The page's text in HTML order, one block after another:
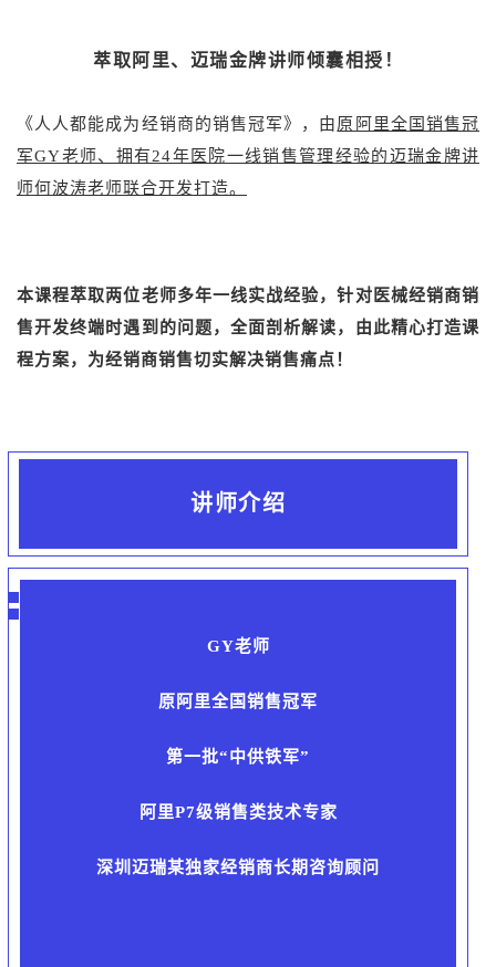
萃取阿里、迈瑞金牌讲师倾囊相授！
《人人都能成为经销商的销售冠军》，由原阿里全国销售冠
军GY老师、拥有24年医院一线销售管理经验的迈瑞金牌讲
师何波涛老师联合开发打造。
本课程萃取两位老师多年一线实战经验，针对医械经销商销
售开发终端时遇到的问题，全面剖析解读，由此精心打造课
程方案，为经销商销售切实解决销售痛点！
讲师介绍
GY老师
原阿里全国销售冠军
第一批“中供铁军”
阿里P7级销售类技术专家
深圳迈瑞某独家经销商长期咨询顾问